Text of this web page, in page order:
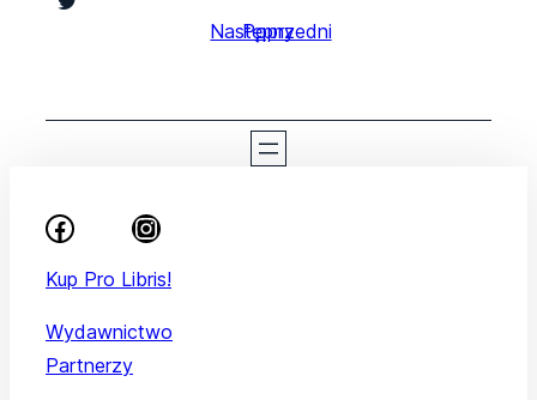
Poprzedni
Następny
Kup Pro Libris!
Wydawnictwo
Partnerzy